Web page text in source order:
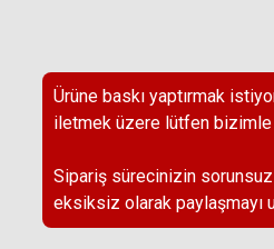
Ürüne baskı yaptırmak
iletmek üzere lütfen
Sipariş sürecinizin
eksiksiz olarak paylaşmayı